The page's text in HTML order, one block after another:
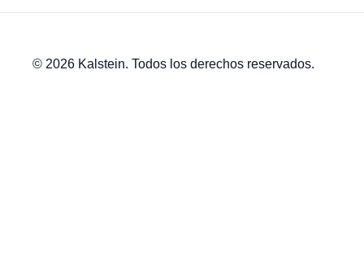
© 2026 Kalstein. Todos los derechos reservados.